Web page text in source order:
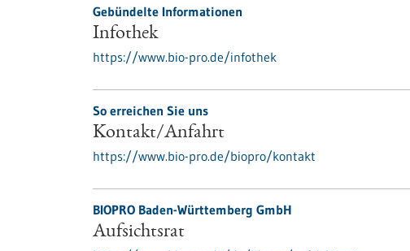
Gebündelte Informationen
Infothek
https://www.bio-pro.de/infothek
So erreichen Sie uns
Kontakt/Anfahrt
https://www.bio-pro.de/biopro/kontakt
BIOPRO Baden-Württemberg GmbH
Aufsichtsrat